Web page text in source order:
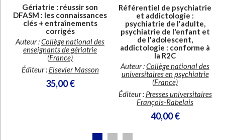
Gériatrie : réussir son
DFASM : les connaissances
clés + entraînements
corrigés
Auteur :Collège national des
enseignants de gériatrie
(France)
Éditeur : Elsevier Masson
35,00 €
Référentiel de psychiatrie
et addictologie :
psychiatrie de l'adulte,
psychiatrie de l'enfant et
de l'adolescent,
addictologie : conforme à
la R2C
Auteur :Collège national des
universitaires en psychiatrie
(France)
Éditeur : Presses universitaires
François-Rabelais
40,00 €